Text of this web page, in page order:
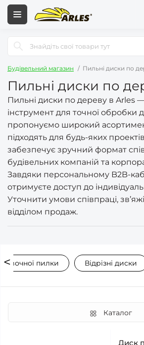
Будівельний магазин Пильні диски по
Пильні диски по
Пильні диски по дереву в Arles
інструмент для точної обробки
пропонуємо широкий
підходять для будь-яких
забезпечує зручний формат
будівельних компаній та
Завдяки персональному B2B-
отримуєте доступ до
Уточнити умови співпраці,
відділом продаж.
пилки Відрізні диски
Каталог
Диск